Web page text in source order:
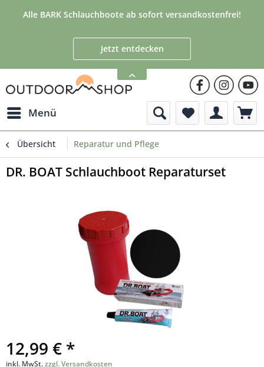
Alle BARK Schlauchboote ab sofort versandkostenfrei!
Jetzt entdecken
Menü
Übersicht Reparatur und Pflege
DR. BOAT Schlauchboot Reparaturset
12,99 € *
inkl. MwSt.zzgl. Versandkosten